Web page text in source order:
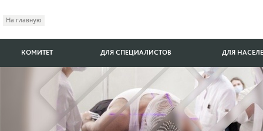
На главную
КОМИТЕТ ДЛЯ СПЕЦИАЛИСТОВ ДЛЯ